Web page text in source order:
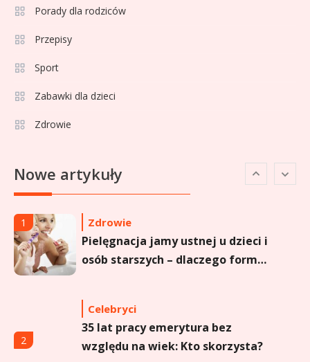
Porady dla rodziców
Przepisy
Sport
Zabawki dla dzieci
Zdrowie
Nowe artykuły
6
aktorce i jej karierze
1 Zdrowie
Pielęgnacja jamy ustnej u dzieci i
osób starszych – dlaczego forma
2
Celebryci
35 lat pracy emerytura bez
względu na wiek: Kto skorzysta?